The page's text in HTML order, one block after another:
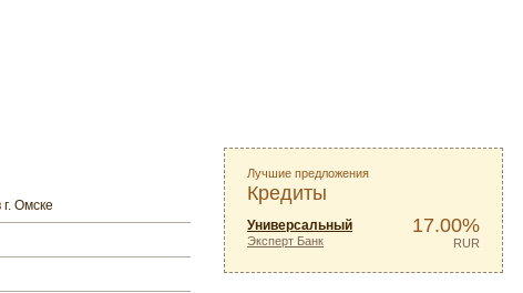
Омске
Лучшие предложения
Кредиты
Универсальный
Эксперт Банк
17.00%
RUR